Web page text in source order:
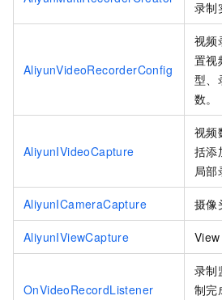
录制
AliyunVideoRecorderConfig
视频
置视
型、
数。
AliyunIVideoCapture
视频
括添
局部
AliyunICameraCapture 摄像
AliyunIViewCapture View
OnVideoRecordListener
录制
制完